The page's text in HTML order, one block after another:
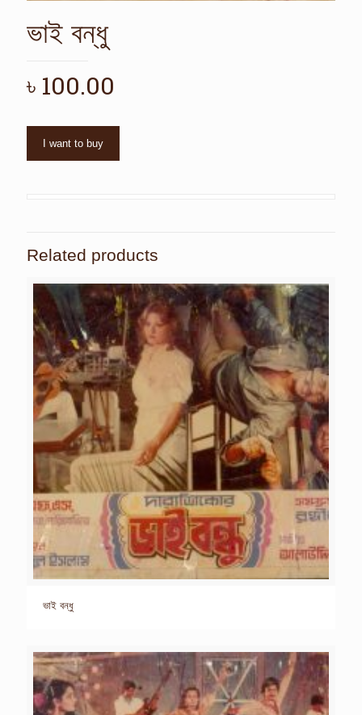
ভাই বন্ধু
৳ 100.00
I want to buy
Related products
ভাই বন্ধু